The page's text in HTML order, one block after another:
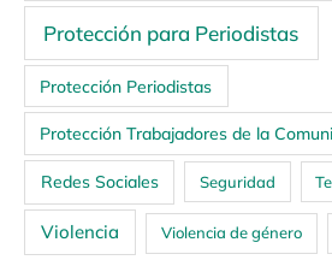
Protección para Periodistas
Protección Periodistas
Protección Trabajadores de la
Redes Sociales Seguridad
Violencia Violencia de género